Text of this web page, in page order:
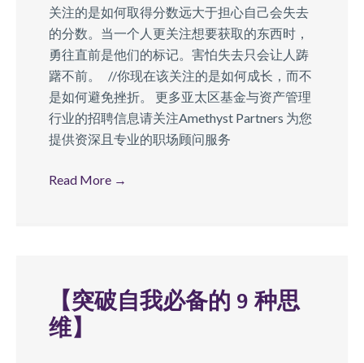
关注的是如何取得分数远大于担心自己会失去
的分数。当一个人更关注想要获取的东西时，
勇往直前是他们的标记。害怕失去只会让人踌
躇不前。 //你现在该关注的是如何成长，而不
是如何避免挫折。 更多亚太区基金与资产管理
行业的招聘信息请关注Amethyst Partners 为您
提供资深且专业的职场顾问服务
Read More →
【突破自我必备的 9 种思
维】